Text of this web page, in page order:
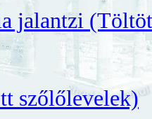
jalantzi
szőlőlevelek)